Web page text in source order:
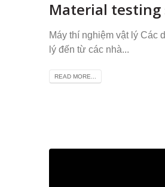
Material
Máy thí nghiệm vật lý Các
lý đến từ các nhà...
READ MORE...